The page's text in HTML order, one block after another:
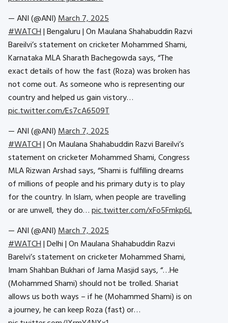
— ANI (@ANI)March 7, 2025
#WATCH| Bengaluru | On Maulana Shahabuddin Razvi
Bareilvi’s statement on cricketer Mohammed Shami,
Karnataka MLA Sharath Bachegowda says, “The
exact details of how the fast (Roza) was broken has
not come out. As someone who is representing our
country and helped us gain vistory…
pic.twitter.com/Es7cA6509T
— ANI (@ANI)March 7, 2025
#WATCH| On Maulana Shahabuddin Razvi Bareilvi’s
statement on cricketer Mohammed Shami, Congress
MLA Rizwan Arshad says, “Shami is fulfilling dreams
of millions of people and his primary duty is to play
for the country. In Islam, when people are travelling
or are unwell, they do…pic.twitter.com/xFo5Fmkp6L
— ANI (@ANI)March 7, 2025
#WATCH| Delhi | On Maulana Shahabuddin Razvi
Barelvi’s statement on cricketer Mohammed Shami,
Imam Shahban Bukhari of Jama Masjid says, “…He
(Mohammed Shami) should not be trolled. Shariat
allows us both ways – if he (Mohammed Shami) is on
a journey, he can keep Roza (fast) or…